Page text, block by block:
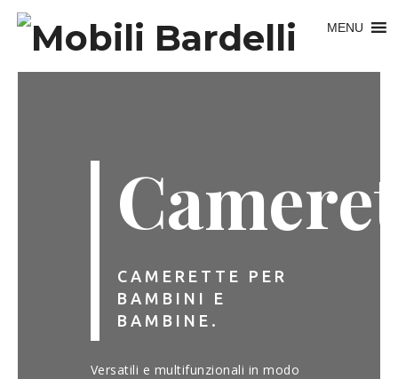
MENU
CAMERETTE PER
BAMBINI E
BAMBINE.
Versatili e multifunzionali in modo